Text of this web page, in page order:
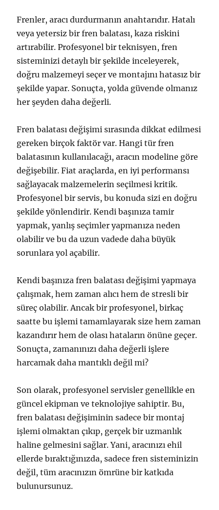
Frenler, aracı durdurmanın anahtarıdır. Hatalı
veya yetersiz bir fren balatası, kaza riskini
artırabilir. Profesyonel bir teknisyen, fren
sisteminizi detaylı bir şekilde inceleyerek,
doğru malzemeyi seçer ve montajını hatasız bir
şekilde yapar. Sonuçta, yolda güvende olmanız
her şeyden daha değerli.
Fren balatası değişimi sırasında dikkat edilmesi
gereken birçok faktör var. Hangi tür fren
balatasının kullanılacağı, aracın modeline göre
değişebilir. Fiat araçlarda, en iyi performansı
sağlayacak malzemelerin seçilmesi kritik.
Profesyonel bir servis, bu konuda sizi en doğru
şekilde yönlendirir. Kendi başınıza tamir
yapmak, yanlış seçimler yapmanıza neden
olabilir ve bu da uzun vadede daha büyük
sorunlara yol açabilir.
Kendi başınıza fren balatası değişimi yapmaya
çalışmak, hem zaman alıcı hem de stresli bir
süreç olabilir. Ancak bir profesyonel, birkaç
saatte bu işlemi tamamlayarak size hem zaman
kazandırır hem de olası hataların önüne geçer.
Sonuçta, zamanınızı daha değerli işlere
harcamak daha mantıklı değil mi?
Son olarak, profesyonel servisler genellikle en
güncel ekipman ve teknolojiye sahiptir. Bu,
fren balatası değişiminin sadece bir montaj
işlemi olmaktan çıkıp, gerçek bir uzmanlık
haline gelmesini sağlar. Yani, aracınızı ehil
ellerde bıraktığınızda, sadece fren sisteminizin
değil, tüm aracınızın ömrüne bir katkıda
bulunursunuz.